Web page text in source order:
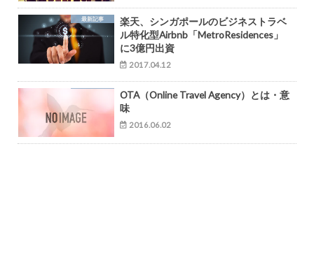
最新記事
楽天、シンガポールのビジネストラベ
ル特化型Airbnb「MetroResidences」
に3億円出資
2017.04.12
OTA（Online Travel Agency）とは・意
味
2016.06.02